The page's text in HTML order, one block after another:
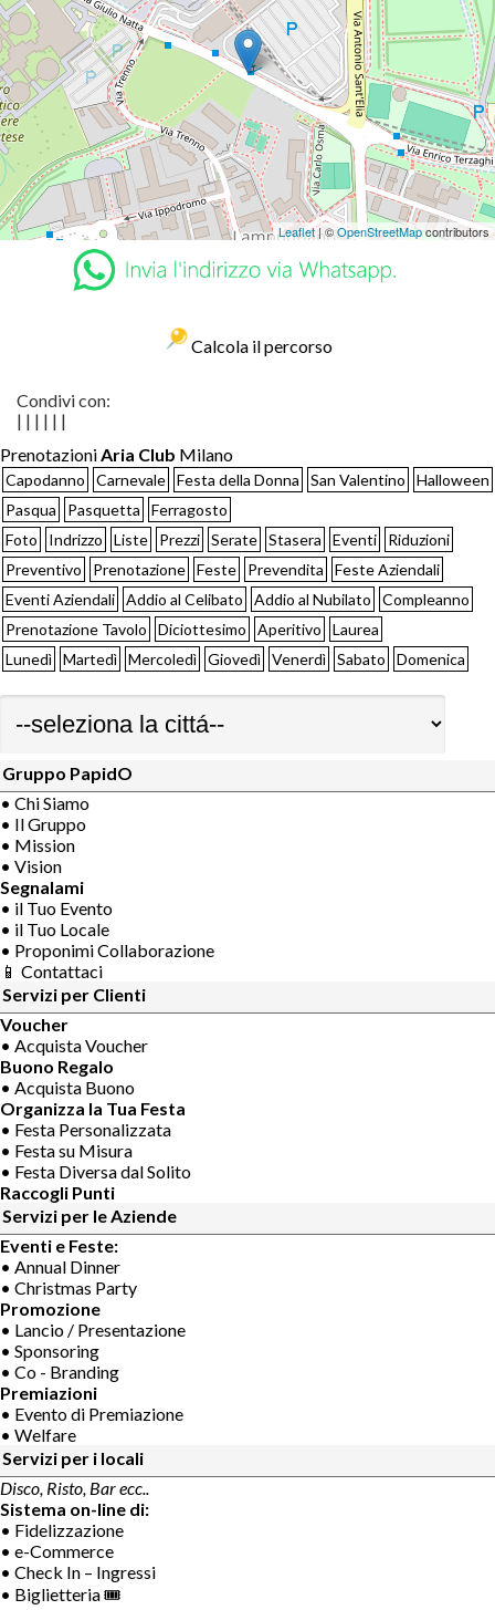
Leaflet| ©OpenStreetMapcontributors
Calcola il percorso
Condivi con:
| | | | | |
PrenotazioniAria Club Milano
Capodanno Carnevale Festa della Donna San Valentino
Halloween
Pasqua
Pasquetta
Ferragosto
Foto
Indrizzo Liste Prezzi Serate Stasera Eventi
Riduzioni
Preventivo
Prenotazione Feste Prevendita
Feste Aziendali
Eventi Aziendali Addio al Celibato Addio al Nubilato
Compleanno
Prenotazione Tavolo
Diciottesimo Aperitivo
Laurea
Lunedì Martedì Mercoledì Giovedì Venerdì Sabato Domenica
Gruppo PapidO
• Chi Siamo
• Il Gruppo
• Mission
• Vision
Segnalami
• il Tuo Evento
• il Tuo Locale
• Proponimi Collaborazione
📱 Contattaci
Servizi per Clienti
Voucher
• Acquista Voucher
Buono Regalo
• Acquista Buono
Organizza la Tua Festa
• Festa Personalizzata
• Festa su Misura
• Festa Diversa dal Solito
Raccogli Punti
Servizi per le Aziende
Eventi e Feste:
• Annual Dinner
• Christmas Party
Promozione
• Lancio / Presentazione
• Sponsoring
• Co - Branding
Premiazioni
• Evento di Premiazione
• Welfare
Servizi per i locali
Disco, Risto, Bar ecc..
Sistema on-line di:
• Fidelizzazione
• e-Commerce
• Check In – Ingressi
• Biglietteria 🎟